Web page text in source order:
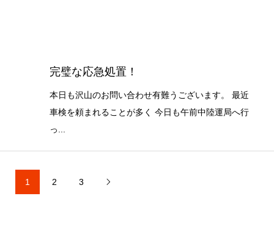
完璧な応急処置！
本日も沢山のお問い合わせ有難うございます。 最近
車検を頼まれることが多く 今日も午前中陸運局へ行
っ...
1 2 3 